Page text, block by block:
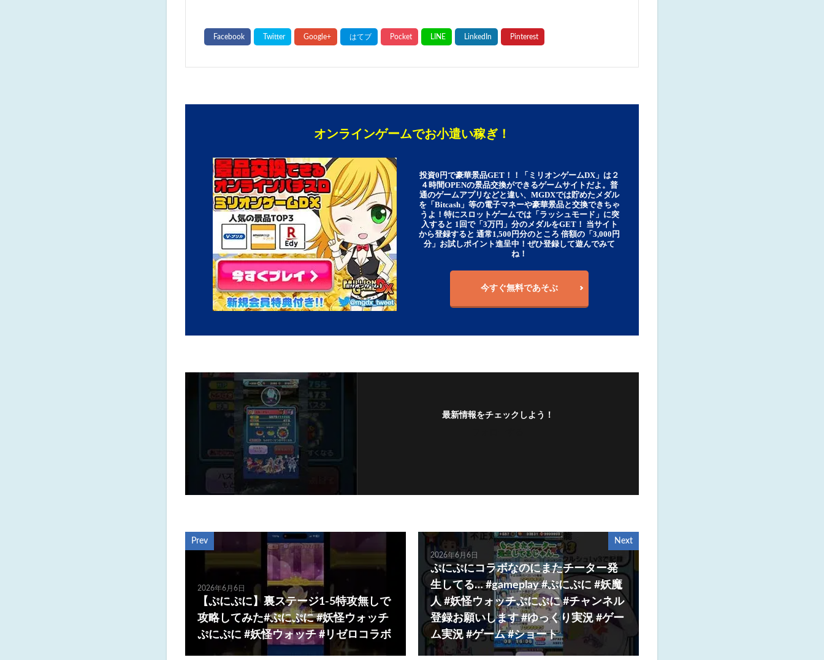
オンラインゲームでお小遣い稼ぎ！
投資0円で豪華景品GET！！「ミリオンゲームDX」は２
４時間OPENの景品交換ができるゲームサイトだよ。普
通のゲームアプリなどと違い、MGDXでは貯めたメダル
を「Bitcash」等の電子マネーや豪華景品と交換できちゃ
うよ！特にスロットゲームでは「ラッシュモード」に突
入すると 1回で「3万円」分のメダルをGET！ 当サイト
から登録すると 通常1,500円分のところ 倍額の「3,000円
分」お試しポイント進呈中！ぜひ登録して遊んでみて
ね！
今すぐ無料であそぶ
最新情報をチェックしよう！
Prev
2026年6月6日
【ぷにぷに】裏ステージ1-5特攻無しで
攻略してみた#ぷにぷに #妖怪ウォッチ
ぷにぷに #妖怪ウォッチ #リゼロコラボ
Next
2026年6月6日
ぷにぷにコラボなのにまたチーター発
生してる… #gameplay #ぷにぷに #妖魔
人 #妖怪ウォッチぷにぷに #チャンネル
登録お願いします #ゆっくり実況 #ゲー
ム実況 #ゲーム #ショート